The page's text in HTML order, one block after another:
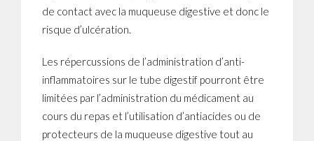
de contact avec la muqueuse digestive et donc le
risque d’ulcération.
Les répercussions de l’administration d’anti-
inflammatoires sur le tube digestif pourront être
limitées par l’administration du médicament au
cours du repas et l’utilisation d’antiacides ou de
protecteurs de la muqueuse digestive tout au